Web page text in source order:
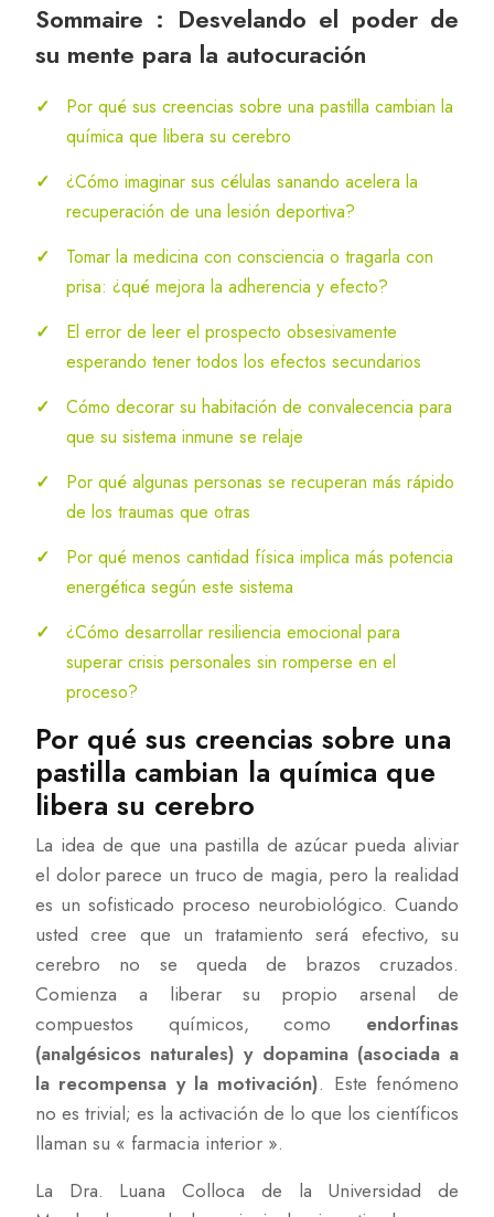
Sommaire : Desvelando el poder de
su mente para la autocuración
Por qué sus creencias sobre una pastilla cambian la
química que libera su cerebro
¿Cómo imaginar sus células sanando acelera la
recuperación de una lesión deportiva?
Tomar la medicina con consciencia o tragarla con
prisa: ¿qué mejora la adherencia y efecto?
El error de leer el prospecto obsesivamente
esperando tener todos los efectos secundarios
Cómo decorar su habitación de convalecencia para
que su sistema inmune se relaje
Por qué algunas personas se recuperan más rápido
de los traumas que otras
Por qué menos cantidad física implica más potencia
energética según este sistema
¿Cómo desarrollar resiliencia emocional para
superar crisis personales sin romperse en el
proceso?
Por qué sus creencias sobre una
pastilla cambian la química que
libera su cerebro
La idea de que una pastilla de azúcar pueda aliviar
el dolor parece un truco de magia, pero la realidad
es un sofisticado proceso neurobiológico. Cuando
usted cree que un tratamiento será efectivo, su
cerebro no se queda de brazos cruzados.
Comienza a liberar su propio arsenal de
compuestos químicos, como endorfinas
(analgésicos naturales) y dopamina (asociada a
la recompensa y la motivación). Este fenómeno
no es trivial; es la activación de lo que los científicos
llaman su « farmacia interior ».
La Dra. Luana Colloca de la Universidad de